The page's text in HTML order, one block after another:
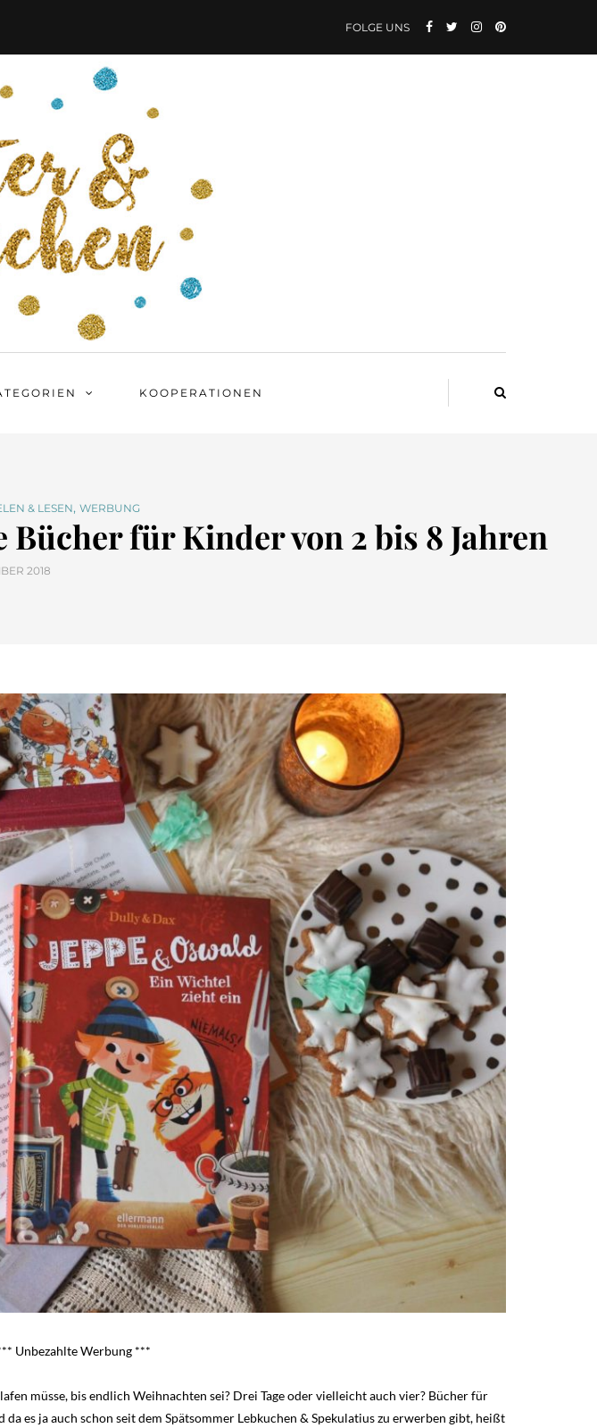
FOLGE UNS
KOOPERATIONEN
& LESEN, WERBUNG
für Kinder von 2 bis 8 Jahren
2018
Unbezahlte Werbung ***
müsse, bis endlich Weihnachten sei? Drei Tage oder vielleicht auch vier? Bücher für
es ja auch schon seit dem Spätsommer Lebkuchen & Spekulatius zu erwerben gibt, heißt